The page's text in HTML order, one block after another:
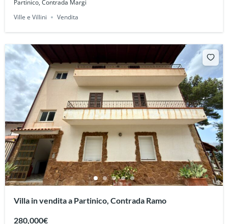
Partinico, Contrada Margi
Ville e Villini
Vendita
Villa in vendita a Partinico, Contrada Ramo
280,000€